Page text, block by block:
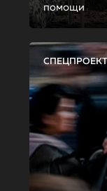
помощи
СПЕЦПРОЕКТ